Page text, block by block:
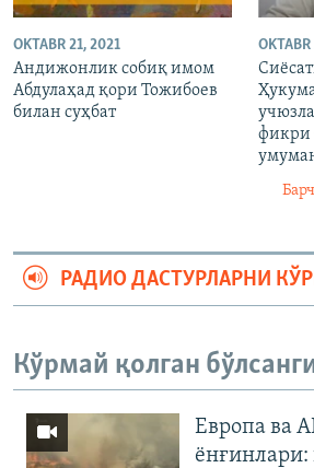
OKTABR 21, 2021
Андижонлик собиқ имом
Абдулаҳад қори Тожибоев
билан суҳбат
фикри
РАДИО ДАСТУРЛАРНИ
Кўрмай қолган
Европа ва